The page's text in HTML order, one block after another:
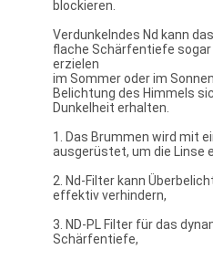
blockieren.
Verdunkelndes Nd kann
flache Schärfentiefe sogar
erzielen
im Sommer oder im
Belichtung des Himmels
Dunkelheit erhalten.
1. Das Brummen wird mit
ausgerüstet, um die Linse
2. Nd-Filter kann
effektiv verhindern,
3. ND-PL Filter für das
Schärfentiefe,